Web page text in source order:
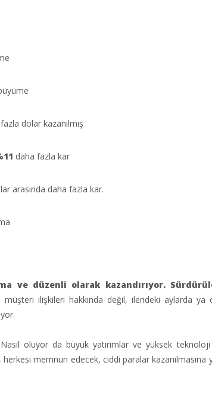
dolar kazanılmış
daha fazla kar
arasında daha fazla kar.
ve düzenli olarak kazandırıyor.
müşteri ilişkileri hakkında değil, ilerideki aylarda ya
oluyor da büyük yatırımlar ve yüksek
herkesi memnun edecek, ciddi paralar